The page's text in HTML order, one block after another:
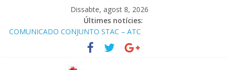
Dissabte, agost 8, 2026
Últimes notícies:
COMUNICADO CONJUNTO STAC – ATC
Comunicado STAC/ ATC de la reunión con los Mossos d
‘Esquadra del aeropuerto de Barcelona.
Programa de Radio TAXI LIBRE 29.07.2026 en COOLTURA FM.